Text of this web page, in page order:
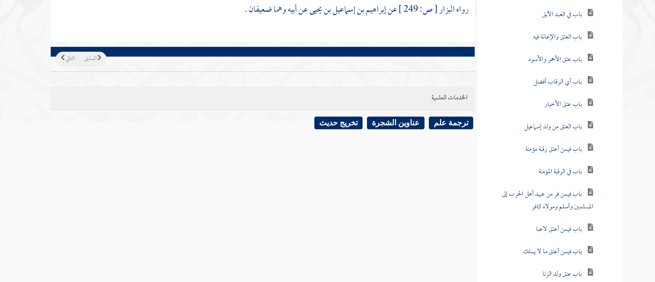
باب في العبد الآبق
باب العتق والإعانة فيه
باب عتق الأحمر والأسود
باب أي الرقاب أفضل
باب عتق الأخيار
باب العتق من ولد إسماعيل
باب فيمن أعتق رقبة مؤمنة
باب في الرقبة المؤمنة
باب فيمن فر من عبيد أهل الحرب إلى
المسلمين وأسلم ومولاه كافر
باب فيمن أعتق لاعبا
باب فيمن أعتق ما لا يملك
باب عتق ولد الزنا
رواهالبزار[ص: عنإبراهيم بن إسماعيل بن يحيىعن أبيه وهما ضعيفان .
التالي السابق
الخدمات العلمية
ترجمة علم عناوين الشجرة تخريج حديث